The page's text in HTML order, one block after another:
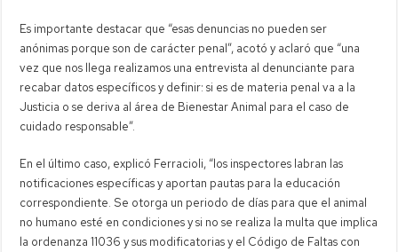
Es importante destacar que “esas denuncias no pueden ser
anónimas porque son de carácter penal”, acotó y aclaró que “una
vez que nos llega realizamos una entrevista al denunciante para
recabar datos específicos y definir: si es de materia penal va a la
Justicia o se deriva al área de Bienestar Animal para el caso de
cuidado responsable”.
En el último caso, explicó Ferracioli, “los inspectores labran las
notificaciones específicas y aportan pautas para la educación
correspondiente. Se otorga un periodo de días para que el animal
no humano esté en condiciones y si no se realiza la multa que implica
la ordenanza 11036 y sus modificatorias y el Código de Faltas con